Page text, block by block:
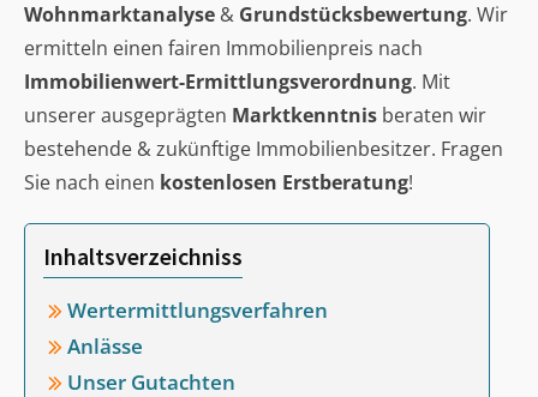
Wohnmarktanalyse & Grundstücksbewertung. Wir
ermitteln einen fairen Immobilienpreis nach
Immobilienwert-Ermittlungsverordnung. Mit
unserer ausgeprägten Marktkenntnis beraten wir
bestehende & zukünftige Immobilienbesitzer. Fragen
Sie nach einen kostenlosen Erstberatung!
Inhaltsverzeichniss
Wertermittlungsverfahren
Anlässe
Unser Gutachten